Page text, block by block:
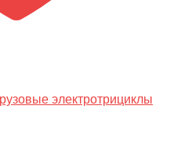
электротрициклы